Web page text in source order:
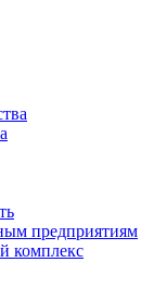
предприятиям
комплекс